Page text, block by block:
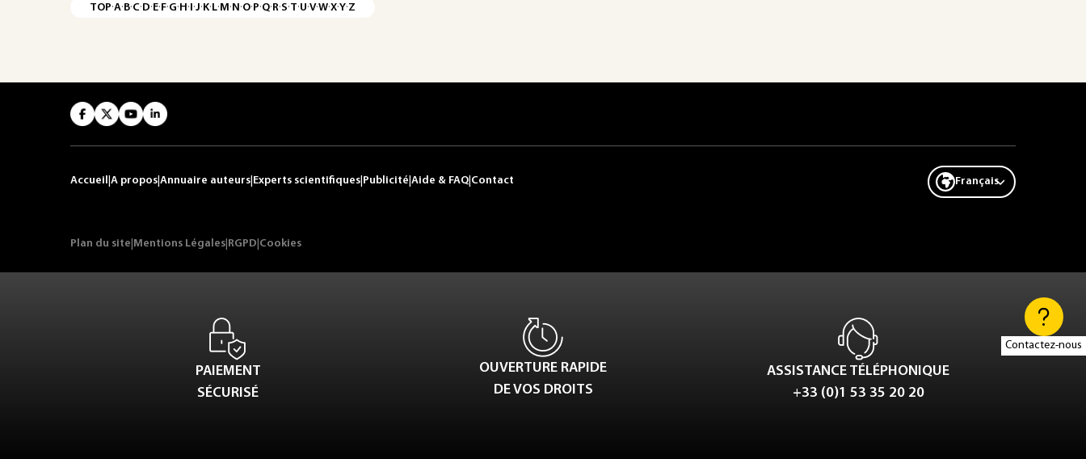
Contactez-nous
TOP·A·B·C·D·E·F·G·H·I·J·K·L·M·N·O·P·Q·R·S·T·U·V·W·X·Y·Z
Accueil A propos Annuaire auteurs Experts scientifiques Publicité Aide & FAQ Contact Français
Plan du site Mentions Légales RGPD Cookies
PAIEMENT
SÉCURISÉ
OUVERTURE RAPIDE
DE VOS DROITS
ASSISTANCE TÉLÉPHONIQUE
+33 (0)1 53 35 20 20